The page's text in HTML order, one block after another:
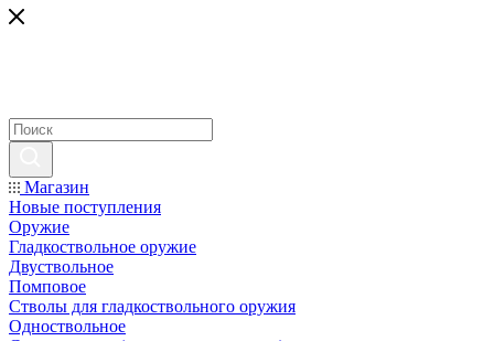
Магазин
Новые поступления
Оружие
Гладкоствольное оружие
Двуствольное
Помповое
Стволы для гладкоствольного оружия
Одноствольное